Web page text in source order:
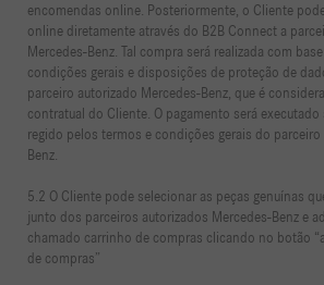
encomendas online. Posteriormente, o Cliente
online diretamente através do B2B Connect a
Mercedes-Benz. Tal compra será realizada com
condições gerais e disposições de proteção de
parceiro autorizado Mercedes-Benz, que é
contratual do Cliente. O pagamento será executado
regido pelos termos e condições gerais do parceiro
Benz.
5.2 O Cliente pode selecionar as peças genuínas
junto dos parceiros autorizados Mercedes-Benz e
chamado carrinho de compras clicando no botão
de compras”